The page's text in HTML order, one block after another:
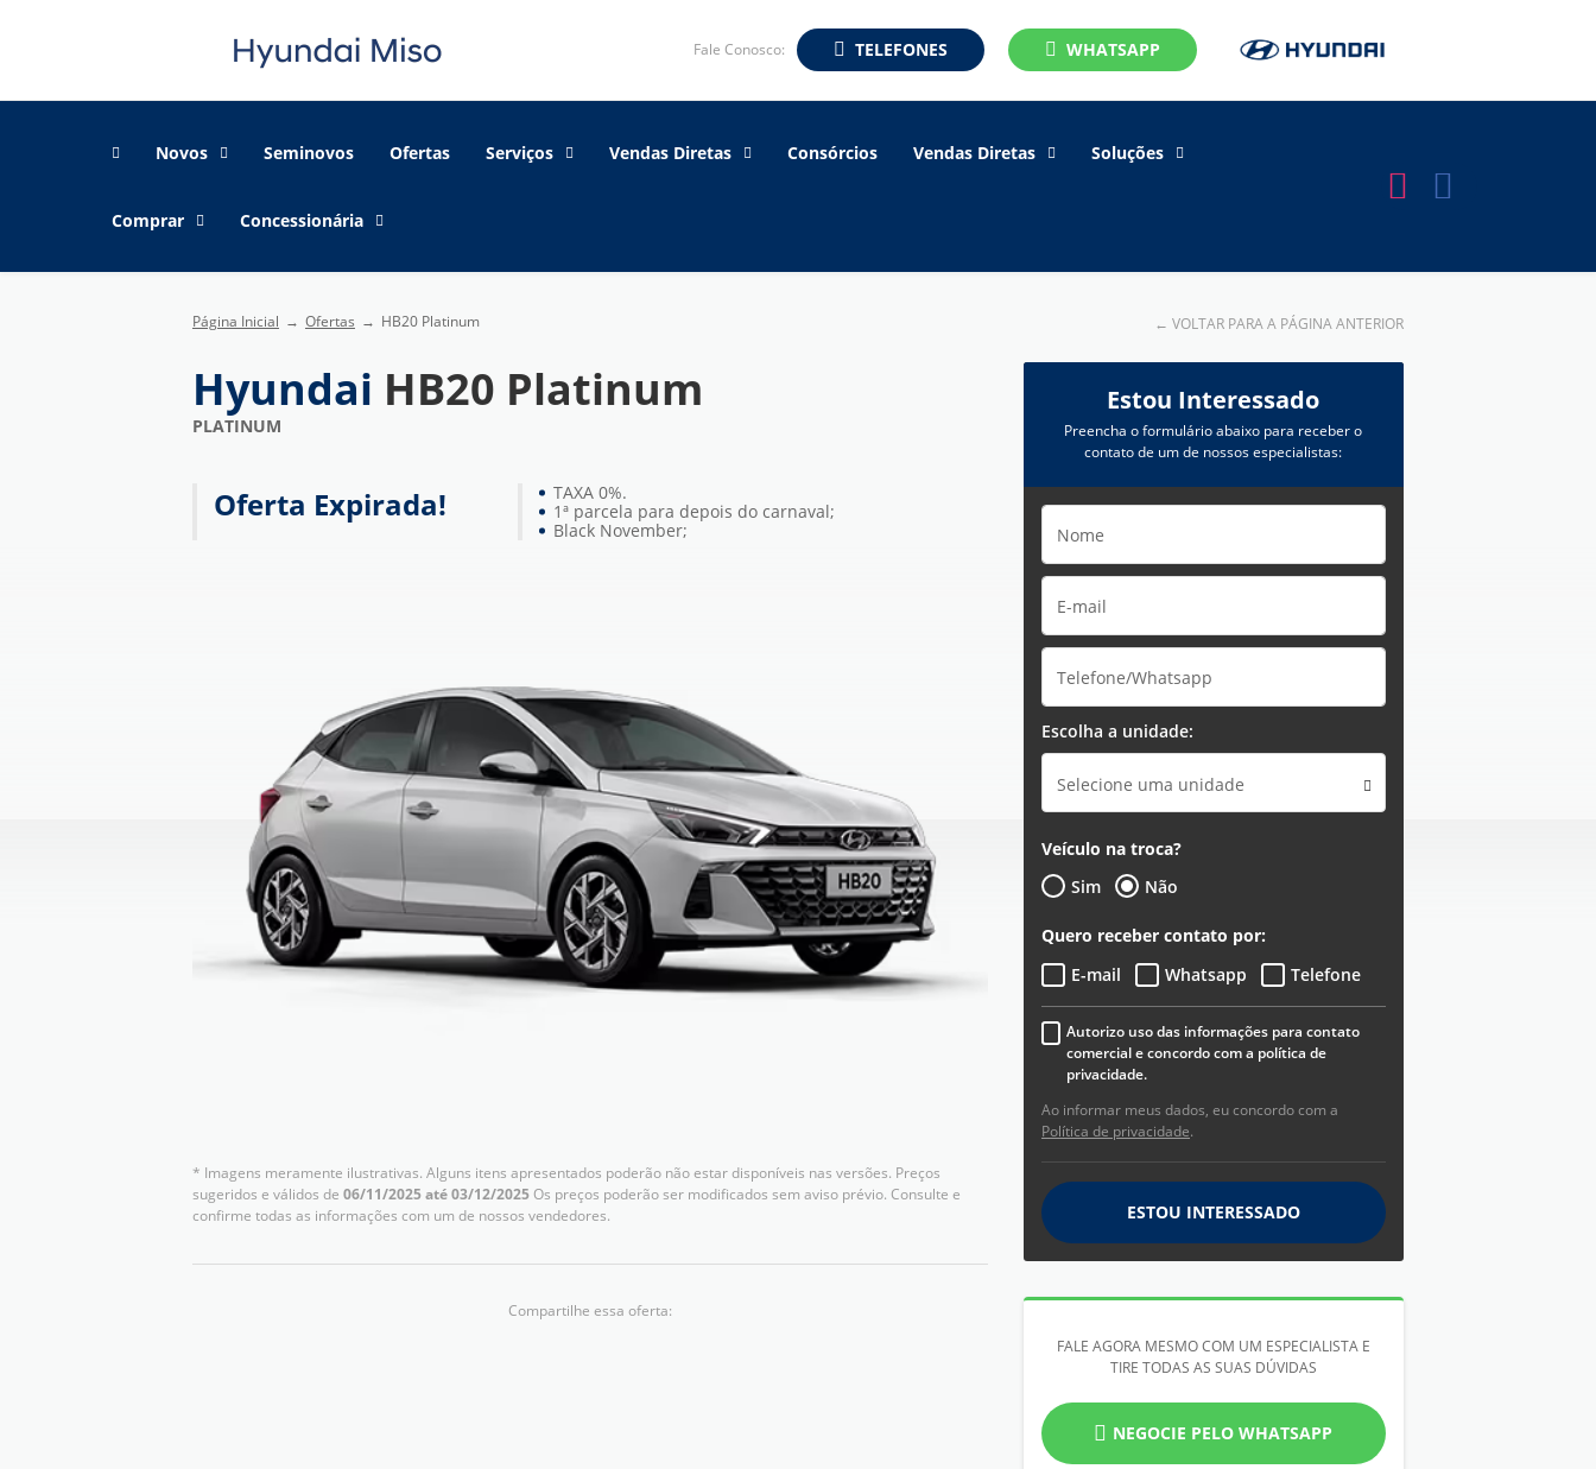
Fale Conosco: TELEFONES WHATSAPP
Novos Seminovos Ofertas Serviços Vendas Diretas Consórcios Vendas Diretas Soluções
Comprar Concessionária
Página Inicial Ofertas HB20 Platinum ← VOLTAR PARA A PÁGINA ANTERIOR
Hyundai HB20 Platinum
PLATINUM
Oferta Expirada!
TAXA 0%.
1ª parcela para depois do carnaval;
Black November;
* Imagens meramente ilustrativas. Alguns itens apresentados poderão não estar disponíveis nas versões. Preços
sugeridos e válidos de 06/11/2025 até 03/12/2025Os preços poderão ser modificados sem aviso prévio. Consulte e
confirme todas as informações com um de nossos vendedores.
Compartilhe essa oferta:
Estou Interessado
Preencha o formulário abaixo para receber o
contato de um de nossos especialistas:
Escolha a unidade:
Selecione uma unidade
Veículo na troca?
Sim
Não
Quero receber contato por:
E-mail
Whatsapp Telefone
Autorizo uso das informações para contato
comercial e concordo com a política de
privacidade.
Ao informar meus dados, eu concordo com a
Política de privacidade.
ESTOU INTERESSADO
FALE AGORA MESMO COM UM ESPECIALISTA E
TIRE TODAS AS SUAS DÚVIDAS
NEGOCIE PELO WHATSAPP